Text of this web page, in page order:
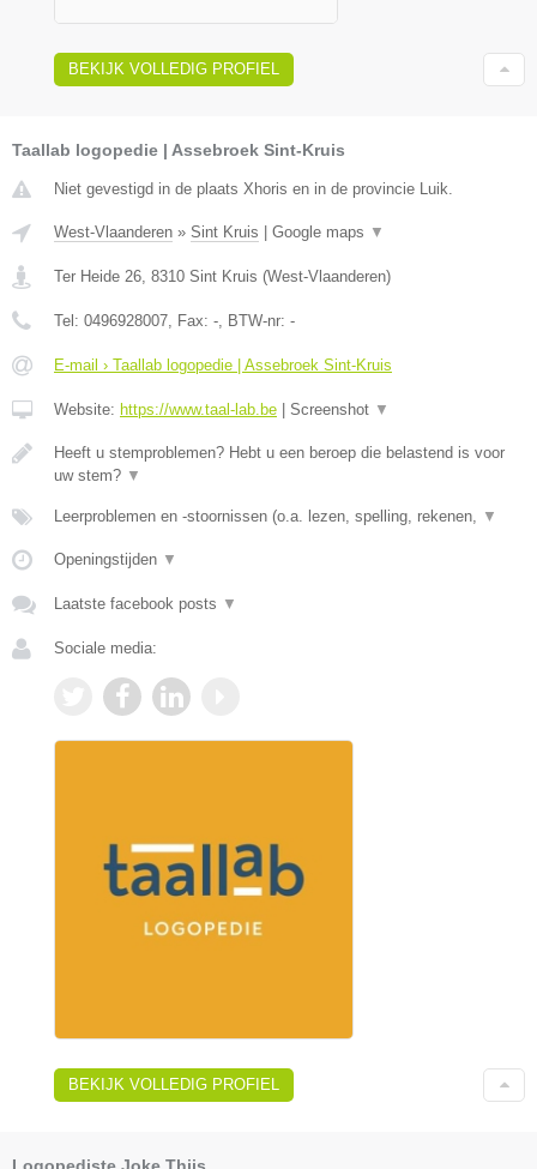
BEKIJK VOLLEDIG PROFIEL
Taallab logopedie | Assebroek Sint-Kruis
Niet gevestigd in de plaats Xhoris en in de provincie Luik.
West-Vlaanderen » Sint Kruis | Google maps ▼
Ter Heide 26 8310 Sint Kruis (West-Vlaanderen)
Tel: 0496928007 , Fax: - , BTW-nr: -
E-mail › Taallab logopedie | Assebroek Sint-Kruis
Website: https://www.taal-lab.be | Screenshot ▼
Heeft u stemproblemen? Hebt u een beroep die belastend is voor
uw stem? ▼
Leerproblemen en -stoornissen (o.a. lezen, spelling, rekenen, ▼
Openingstijden ▼
Laatste facebook posts ▼
Sociale media:
BEKIJK VOLLEDIG PROFIEL
Logopediste Joke Thijs